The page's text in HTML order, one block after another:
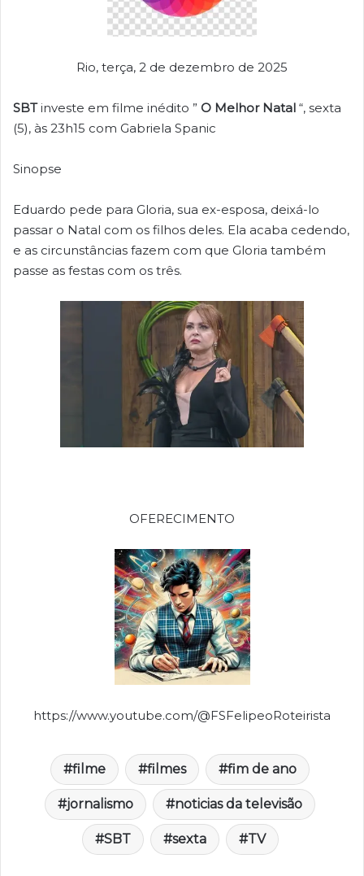
Rio, terça, 2 de dezembro de 2025
SBTinveste em filme inédito ” O Melhor Natal “, sexta
(5), às 23h15 com Gabriela Spanic
Sinopse
Eduardo pede para Gloria, sua ex-esposa, deixá-lo
passar o Natal com os filhos deles. Ela acaba cedendo,
e as circunstâncias fazem com que Gloria também
passe as festas com os três.
OFERECIMENTO
https://www.youtube.com/@FSFelipeoRoteirista
filme filmes fim de ano
jornalismo noticias da televisão
SBT sexta TV